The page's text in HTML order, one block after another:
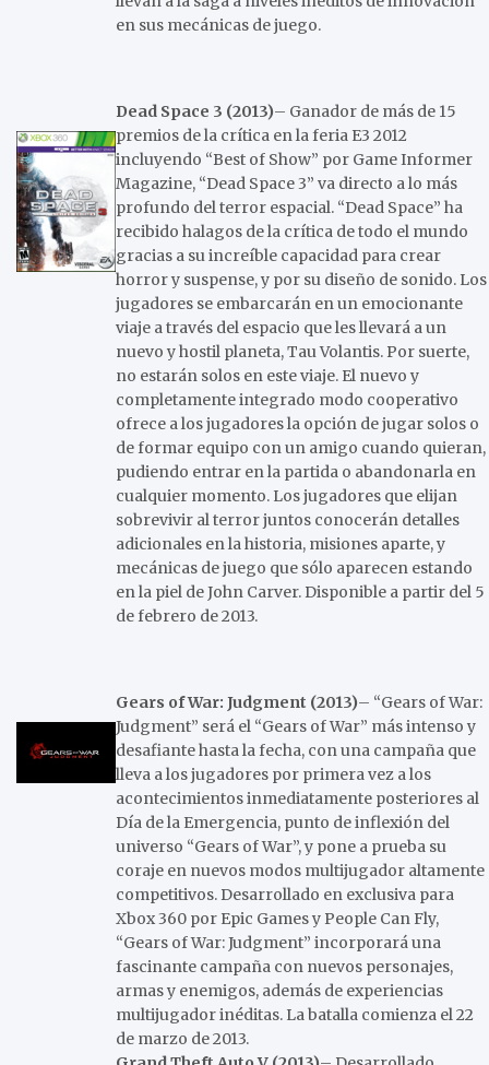
en sus mecánicas de juego.
Dead Space 3 (2013)– Ganador de más de 15
premios de la crítica en la feria E3 2012
incluyendo “Best of Show” por Game Informer
Magazine, “Dead Space 3” va directo a lo más
profundo del terror espacial. “Dead Space” ha
recibido halagos de la crítica de todo el mundo
gracias a su increíble capacidad para crear
horror y suspense, y por su diseño de sonido. Los
jugadores se embarcarán en un emocionante
viaje a través del espacio que les llevará a un
nuevo y hostil planeta, Tau Volantis. Por suerte,
no estarán solos en este viaje. El nuevo y
completamente integrado modo cooperativo
ofrece a los jugadores la opción de jugar solos o
de formar equipo con un amigo cuando quieran,
pudiendo entrar en la partida o abandonarla en
cualquier momento. Los jugadores que elijan
sobrevivir al terror juntos conocerán detalles
adicionales en la historia, misiones aparte, y
mecánicas de juego que sólo aparecen estando
en la piel de John Carver. Disponible a partir del 5
de febrero de 2013.
Gears of War: Judgment (2013)– “Gears of War:
Judgment” será el “Gears of War” más intenso y
desafiante hasta la fecha, con una campaña que
lleva a los jugadores por primera vez a los
acontecimientos inmediatamente posteriores al
Día de la Emergencia, punto de inflexión del
universo “Gears of War”, y pone a prueba su
coraje en nuevos modos multijugador altamente
competitivos. Desarrollado en exclusiva para
Xbox 360 por Epic Games y People Can Fly,
“Gears of War: Judgment” incorporará una
fascinante campaña con nuevos personajes,
armas y enemigos, además de experiencias
multijugador inéditas. La batalla comienza el 22
de marzo de 2013.